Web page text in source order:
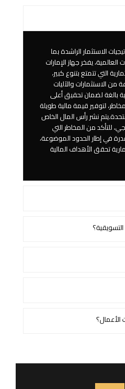
الاستثمار الراشدة بما
يفخر جهاز الإمارات
التي تتمتع بتنوع كبير،
الاستثمارات والآليات
بالغة لضمان تحقيق أعلى
لتوفير قيمة مالية طويلة
نشر رأس المال الخاص
للتأكد من المخاطر التي
في إطار الحدود الموضوعة،
تحقق الأهداف المالية